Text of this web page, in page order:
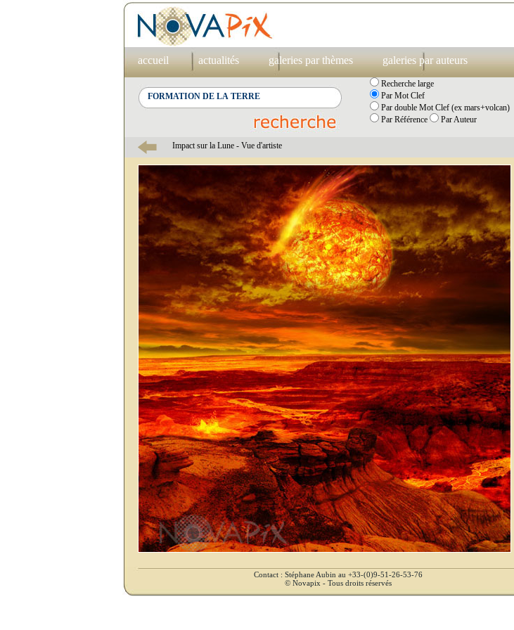
accueil actualités galeries par thèmes galeries par auteurs
Recherche large
Par Mot Clef
Par double Mot Clef (ex mars+volcan)
Par Référence
Par Auteur
Impact sur la Lune - Vue d'artiste
Contact : Stéphane Aubin au +33-(0)9-51-26-53-76
© Novapix - Tous droits réservés